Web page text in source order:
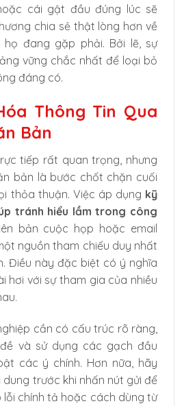
cái gật đầu đúng lúc sẽ
chia sẻ thật lòng hơn về
họ đang gặp phải. Bởi lẽ, sự
vững chắc nhất để loại bỏ
đáng có.
Thông Tin Qua
Bản
tiếp rất quan trọng, nhưng
bản là bước chốt chặn cuối
thỏa thuận. Việc áp dụng kỹ
tránh hiểu lầm trong công
bản cuộc họp hoặc email
nguồn tham chiếu duy nhất
Điều này đặc biệt có ý nghĩa
hơi với sự tham gia của nhiều
cần có cấu trúc rõ ràng,
và sử dụng các gạch đầu
các ý chính. Hơn nữa, hãy
dung trước khi nhấn nút gửi để
chính tả hoặc cách dùng từ